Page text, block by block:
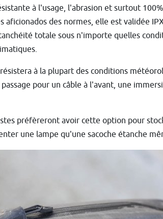
à l'usage, l'abrasion et surtout
aficionados des normes, elle est validée
totale sous n'importe quelles
à la plupart des conditions
pour un câble à l'avant, une
préfèreront avoir cette option pour
une lampe qu'une sacoche étanche